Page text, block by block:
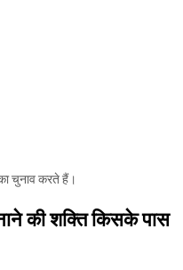
चुनाव करते हैं।
की शक्ति किसके पास